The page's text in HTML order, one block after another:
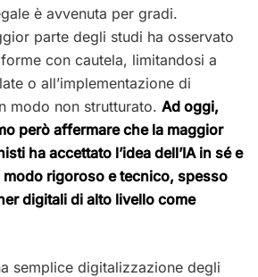
è avvenuta per gradi.
parte degli studi ha osservato
con cautela, limitandosi a
o all’implementazione di
modo non strutturato. Ad oggi,
però affermare che la maggior
ha accettato l’idea dell’IA in sé e
rigoroso e tecnico, spesso
digitali di alto livello come
semplice digitalizzazione degli